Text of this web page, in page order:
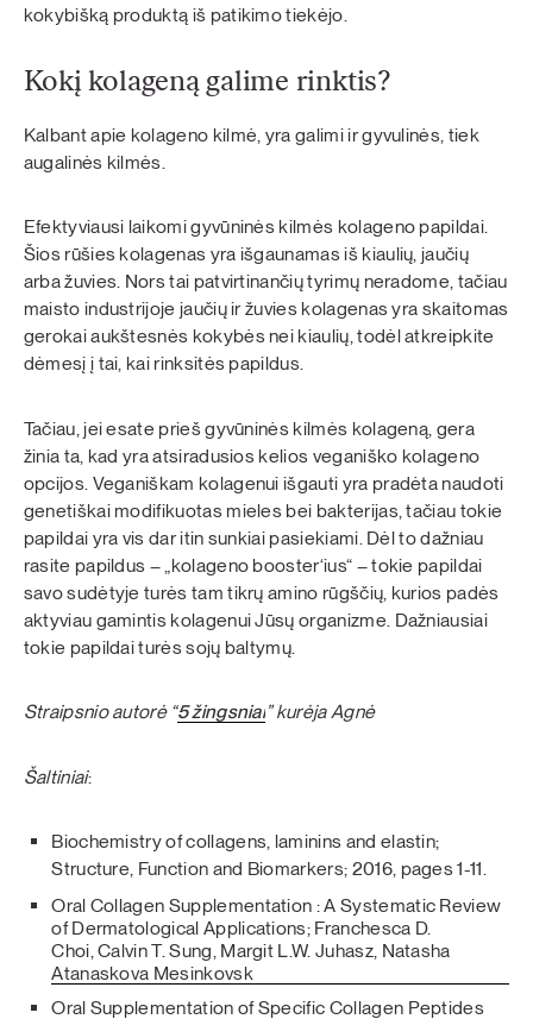
kokybišką produktą iš patikimo tiekėjo.
Kokį kolageną galime rinktis?
Kalbant apie kolageno kilmė, yra galimi ir gyvulinės, tiek
augalinės kilmės.
Efektyviausi laikomi gyvūninės kilmės kolageno papildai.
Šios rūšies kolagenas yra išgaunamas iš kiaulių, jaučių
arba žuvies. Nors tai patvirtinančių tyrimų neradome, tačiau
maisto industrijoje jaučių ir žuvies kolagenas yra skaitomas
gerokai aukštesnės kokybės nei kiaulių, todėl atkreipkite
dėmesį į tai, kai rinksitės papildus.
Tačiau, jei esate prieš gyvūninės kilmės kolageną, gera
žinia ta, kad yra atsiradusios kelios veganiško kolageno
opcijos. Veganiškam kolagenui išgauti yra pradėta naudoti
genetiškai modifikuotas mieles bei bakterijas, tačiau tokie
papildai yra vis dar itin sunkiai pasiekiami. Dėl to dažniau
rasite papildus – „kolageno booster‘ius“ – tokie papildai
savo sudėtyje turės tam tikrų amino rūgščių, kurios padės
aktyviau gamintis kolagenui Jūsų organizme. Dažniausiai
tokie papildai turės sojų baltymų.
Straipsnio autorė “5 žingsniai” kurėja Agnė
Šaltiniai:
Biochemistry of collagens, laminins and elastin;
Structure, Function and Biomarkers; 2016, pages 1-11.
Oral Collagen Supplementation : A Systematic Review
of Dermatological Applications; Franchesca D.
Choi, Calvin T. Sung, Margit L.W. Juhasz, Natasha
Atanaskova Mesinkovsk
Oral Supplementation of Specific Collagen Peptides